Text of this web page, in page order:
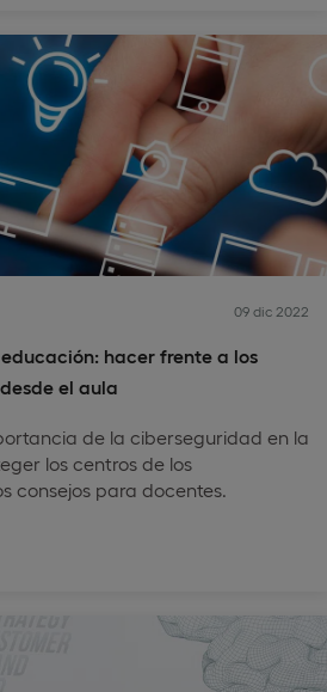
09 dic 2022
hacer frente a los
el aula
de la ciberseguridad en la
los centros de los
consejos para docentes.